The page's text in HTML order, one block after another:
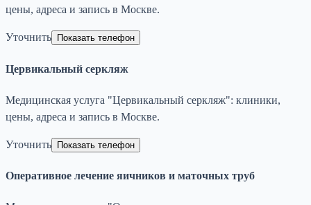
цены, адреса и запись в Москве.
Уточнить Показать телефон
Цервикальный серкляж
Медицинская услуга "Цервикальный серкляж": клиники,
цены, адреса и запись в Москве.
Уточнить Показать телефон
Оперативное лечение яичников и маточных труб